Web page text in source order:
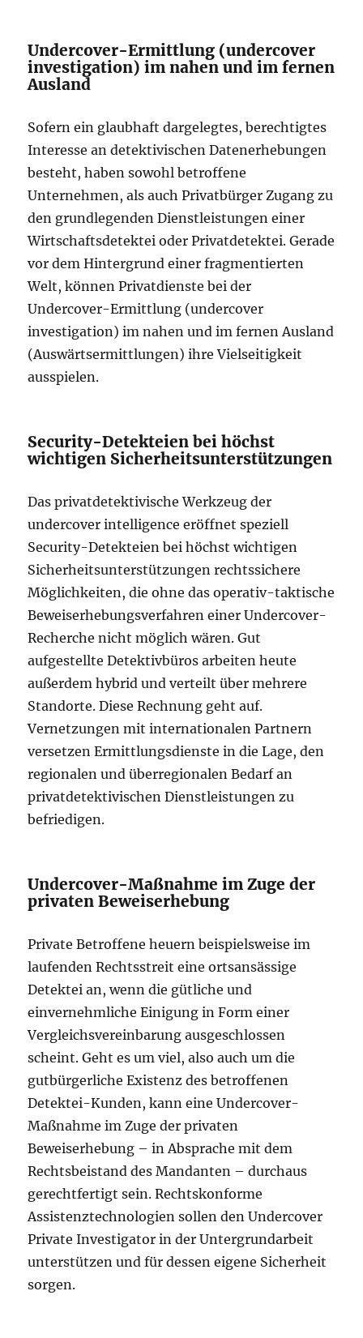
Undercover-Ermittlung (undercover
investigation) im nahen und im fernen
Ausland
Sofern ein glaubhaft dargelegtes, berechtigtes
Interesse an detektivischen Datenerhebungen
besteht, haben sowohl betroffene
Unternehmen, als auch Privatbürger Zugang zu
den grundlegenden Dienstleistungen einer
Wirtschaftsdetektei oder Privatdetektei. Gerade
vor dem Hintergrund einer fragmentierten
Welt, können Privatdienste bei der
Undercover-Ermittlung (undercover
investigation) im nahen und im fernen Ausland
(Auswärtsermittlungen) ihre Vielseitigkeit
ausspielen.
Security-Detekteien bei höchst
wichtigen Sicherheitsunterstützungen
Das privatdetektivische Werkzeug der
undercover intelligence eröffnet speziell
Security-Detekteien bei höchst wichtigen
Sicherheitsunterstützungen rechtssichere
Möglichkeiten, die ohne das operativ-taktische
Beweiserhebungsverfahren einer Undercover-
Recherche nicht möglich wären. Gut
aufgestellte Detektivbüros arbeiten heute
außerdem hybrid und verteilt über mehrere
Standorte. Diese Rechnung geht auf.
Vernetzungen mit internationalen Partnern
versetzen Ermittlungsdienste in die Lage, den
regionalen und überregionalen Bedarf an
privatdetektivischen Dienstleistungen zu
befriedigen.
Undercover-Maßnahme im Zuge der
privaten Beweiserhebung
Private Betroffene heuern beispielsweise im
laufenden Rechtsstreit eine ortsansässige
Detektei an, wenn die gütliche und
einvernehmliche Einigung in Form einer
Vergleichsvereinbarung ausgeschlossen
scheint. Geht es um viel, also auch um die
gutbürgerliche Existenz des betroffenen
Detektei-Kunden, kann eine Undercover-
Maßnahme im Zuge der privaten
Beweiserhebung – in Absprache mit dem
Rechtsbeistand des Mandanten – durchaus
gerechtfertigt sein. Rechtskonforme
Assistenztechnologien sollen den Undercover
Private Investigator in der Untergrundarbeit
unterstützen und für dessen eigene Sicherheit
sorgen.